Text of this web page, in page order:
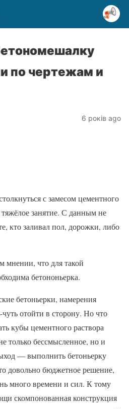
по чертежам и
6 років ago
с замесом цементного
тяжёлое занятие. С данным не
кто заливал пол, дорожки, либо
мнении, что для такой
бетононьерка.
бетоньерки, намерения
отойти в сторону. Но что
кубы цементного раствора
только бессмысленное, но и
— выполнить бетоньерку
довольно бюджетное решение,
много времени и сил. К тому
скомпонованная конструкция